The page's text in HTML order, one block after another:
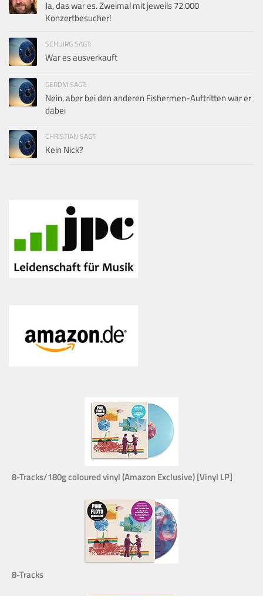
Ja, das war es. Zweimal mit jeweils 72.000
Konzertbesucher!
SCHUIRG SAGT:
War es ausverkauft
GERDM SAGT:
Nein, aber bei den anderen Fishermen-Auftritten war er
dabei
CHRISTIAN SAGT:
Kein Nick?
8-Tracks/180g coloured vinyl (Amazon Exclusive) [Vinyl LP]
8-Tracks